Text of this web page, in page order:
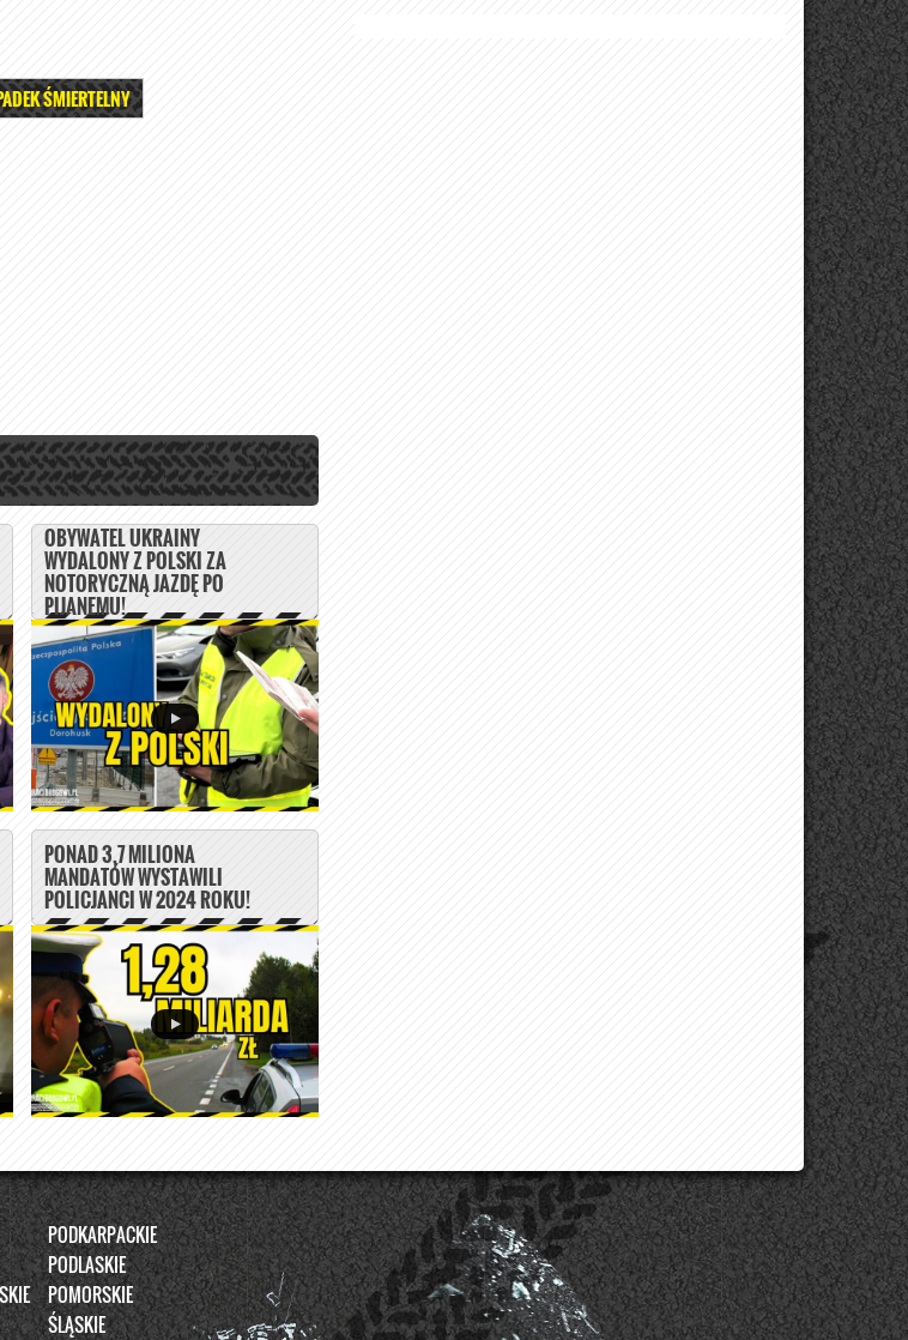
ŚMIERTELNY
OBYWATEL UKRAINY
WYDALONY Z POLSKI ZA
NOTORYCZNĄ JAZDĘ PO
PIJANEMU!
PONAD 3,7 MILIONA
MANDATÓW WYSTAWILI
POLICJANCI W 2024 ROKU!
PODKARPACKIE
PODLASKIE
POMORSKIE
ŚLĄSKIE